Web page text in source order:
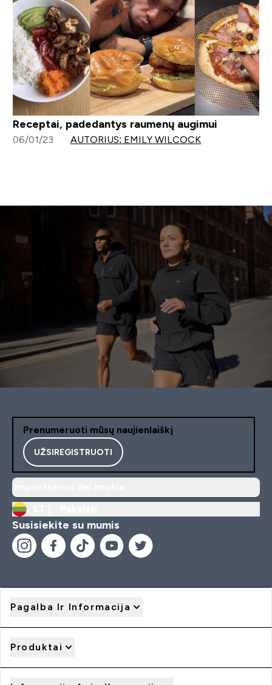
Receptai, padedantys raumenų augimui
06/01/23 AUTORIUS: EMILY WILCOCK
Prenumeruoti mūsų naujienlaiškį
UŽSIREGISTRUOTI
Susisiekite su mumis
Pagalba Ir Informacija
Produktai